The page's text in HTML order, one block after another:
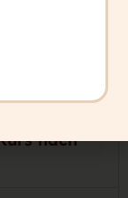
beginnen?
nach